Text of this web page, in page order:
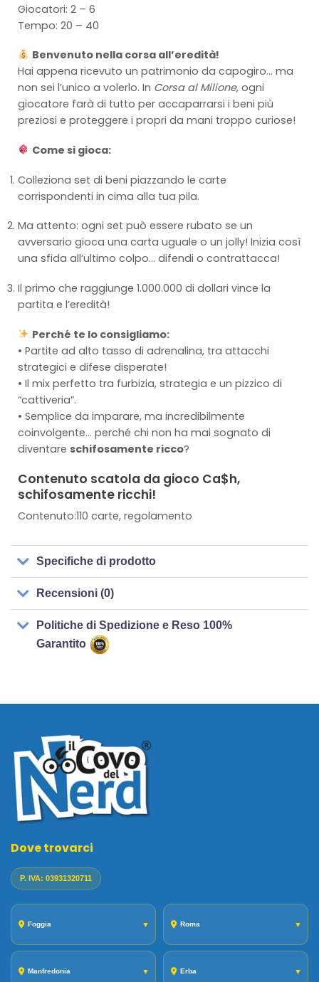
Giocatori: 2 – 6
Tempo: 20 – 40
Benvenuto nella corsa all’eredità!
Hai appena ricevuto un patrimonio da capogiro… ma
non sei l’unico a volerlo. In Corsa al Milione, ogni
giocatore farà di tutto per accaparrarsi i beni più
preziosi e proteggere i propri da mani troppo curiose!
Come si gioca:
Colleziona set di beni piazzando le carte
corrispondenti in cima alla tua pila.
Ma attento: ogni set può essere rubato se un
avversario gioca una carta uguale o un jolly! Inizia così
una sfida all’ultimo colpo… difendi o contrattacca!
Il primo che raggiunge 1.000.000 di dollari vince la
partita e l’eredità!
Perché te lo consigliamo:
• Partite ad alto tasso di adrenalina, tra attacchi
strategici e difese disperate!
• Il mix perfetto tra furbizia, strategia e un pizzico di
“cattiveria”.
• Semplice da imparare, ma incredibilmente
coinvolgente… perché chi non ha mai sognato di
diventare schifosamente ricco?
Contenuto scatola da gioco Ca$h,
schifosamente ricchi!
Contenuto:110 carte, regolamento
Specifiche di prodotto
Recensioni (0)
Politiche di Spedizione e Reso 100%
Garantito
Dove trovarci
P. IVA: 03931320711
Foggia ▼ Roma ▼
Manfredonia ▼ Erba ▼